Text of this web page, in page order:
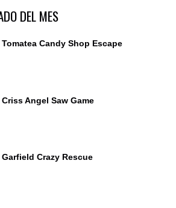
comentarios
DEL MES
Tomatea Candy Shop Escape
Criss Angel Saw Game
Garfield Crazy Rescue